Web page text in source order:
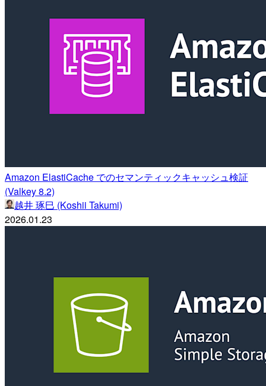
Amazon ElastiCache でのセマンティックキャッシュ検証
(Valkey 8.2)
越井 琢巳 (Koshii Takumi)
2026.01.23